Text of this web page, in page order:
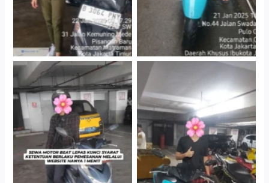
Cityplaza Jatinegara
Gedung Parkir P6A
Cityplaza Jatinegara
Gedung Parkir P6A